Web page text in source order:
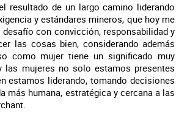
resultado de un largo camino liderando
y estándares mineros, que hoy me
con convicción, responsabilidad y
las cosas bien, considerando además
como mujer tiene un significado muy
las mujeres no solo estamos presentes
estamos liderando, tomando decisiones
más humana, estratégica y cercana a las